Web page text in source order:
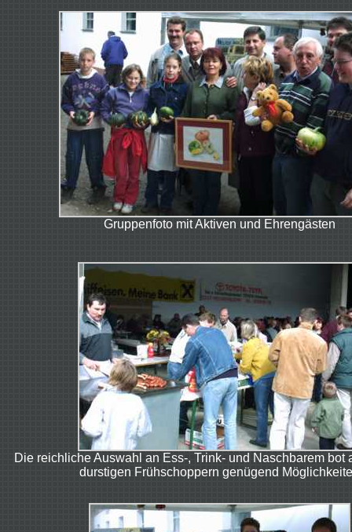
Gruppenfoto mit Aktiven und Ehrengästen
Die reichliche Auswahl an Ess-, Trink- und Naschbarem bot
durstigen Frühschoppern genügend